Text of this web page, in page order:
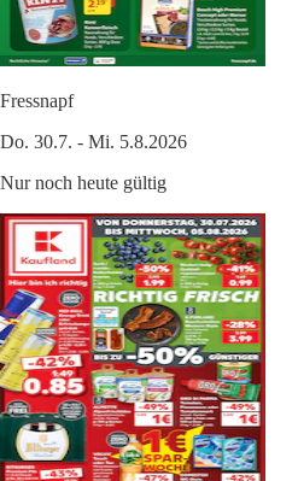
Fressnapf
Do. 30.7. - Mi. 5.8.2026
Nur noch heute gültig